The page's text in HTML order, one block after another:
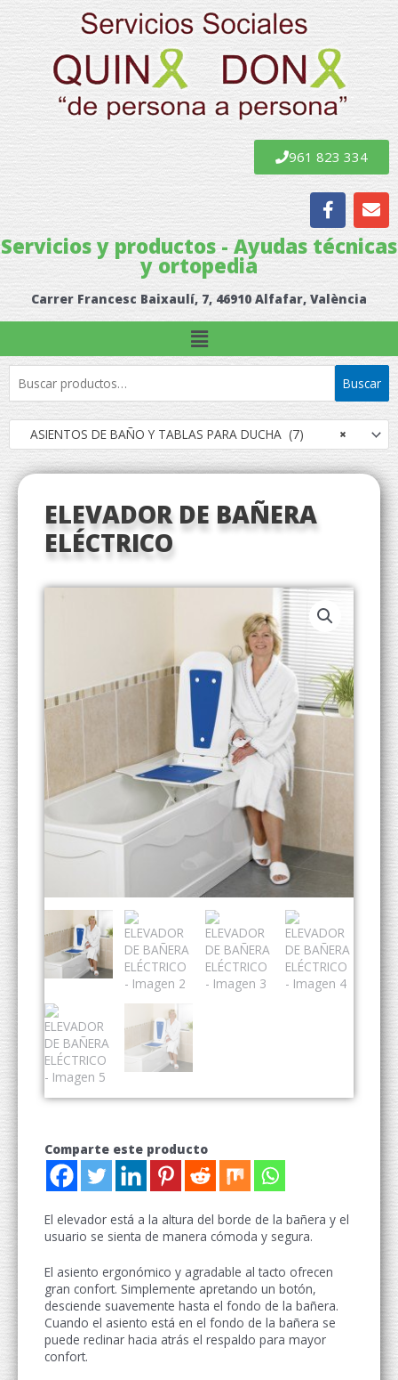
al
contenido
961 823 334
F
a
c
e
o
o
k
E
n
v
e
e
Servicios y productos - Ayudas técnicas
y ortopedia
Carrer Francesc Baixaulí, 7, 46910 Alfafar, València
Menú
por:
Buscar
×
ASIENTOS DE BAÑO Y TABLAS PARA DUCHA (7)
ELEVADOR DE BAÑERA
ELÉCTRICO
Comparte este producto
El elevador está a la altura del borde de la bañera y el
usuario se sienta de manera cómoda y segura.
El asiento ergonómico y agradable al tacto ofrecen
gran confort. Simplemente apretando un botón,
desciende suavemente hasta el fondo de la bañera.
Cuando el asiento está en el fondo de la bañera se
puede reclinar hacia atrás el respaldo para mayor
confort.